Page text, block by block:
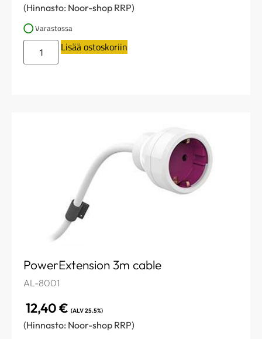
(Hinnasto: Noor-shop RRP)
Varastossa
Lisää ostoskoriin
PowerExtension 3m cable
AL-8001
12,40€ (ALV 25.5%)
(Hinnasto: Noor-shop RRP)